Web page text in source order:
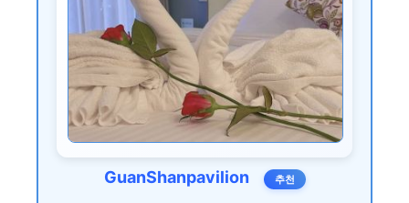
GuanShanpavilion 추천